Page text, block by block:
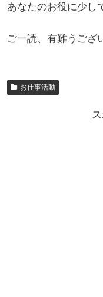
あなたのお役に少し
ご一読、有難うござ
お仕事活動